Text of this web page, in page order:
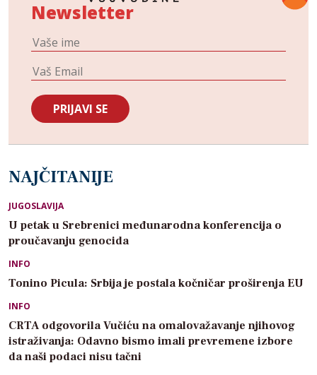
Newsletter
NAJČITANIJE
JUGOSLAVIJA
U petak u Srebrenici međunarodna konferencija o
proučavanju genocida
INFO
Tonino Picula: Srbija je postala kočničar proširenja EU
INFO
CRTA odgovorila Vučiću na omalovažavanje njihovog
istraživanja: Odavno bismo imali prevremene izbore
da naši podaci nisu tačni